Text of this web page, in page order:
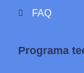
FAQ
Programa